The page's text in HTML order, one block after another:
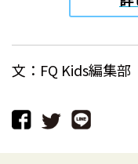
文：FQ Kids編集部